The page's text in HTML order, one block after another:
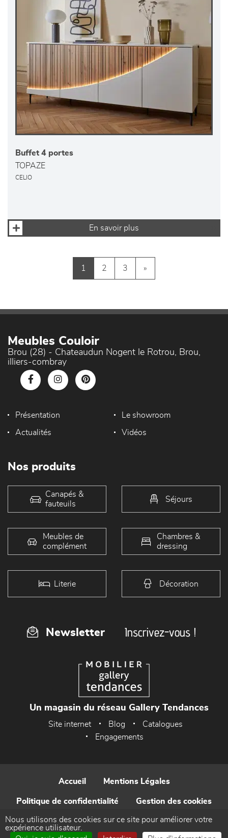
Buffet 4 portes
TOPAZE
CELIO
En savoir plus
1 2 3 »
Meubles Couloir
Brou (28) - Chateaudun Nogent le Rotrou, Brou,
illiers-combray
Présentation Le showroom
Actualités Vidéos
Nos produits
Canapés &
fauteuils
Séjours
Meubles de
complément
Chambres &
dressing
Literie Décoration
Newsletter Inscrivez-vous !
Un magasin du réseau Gallery Tendances
Site internet Blog
Catalogues
Engagements
Accueil Mentions Légales
Politique de confidentialité Gestion des cookies
Contact
Nous utilisons des cookies sur ce site pour améliorer votre
expérience utilisateur.